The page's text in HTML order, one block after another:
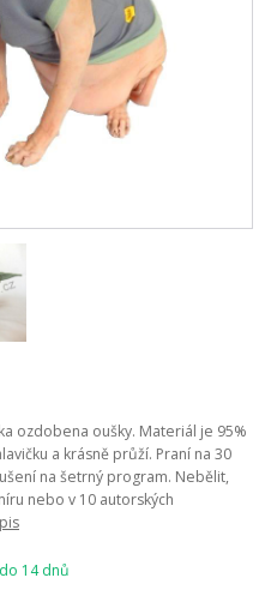
ozdobena oušky. Materiál je 95%
a krásně průží. Praní na 30
na šetrný program. Nebělit,
nebo v 10 autorských
14 dnů